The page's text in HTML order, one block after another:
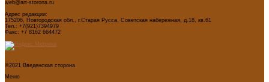
web@art-storona.ru
Адрес редакции:
175206, Новгородская обл., г.Старая Русса, Советская набережная, д.18, кв.61
Тел.: +7(921)7394979
Факс: +7 8162 664472
©2021 Введенская сторона
Меню